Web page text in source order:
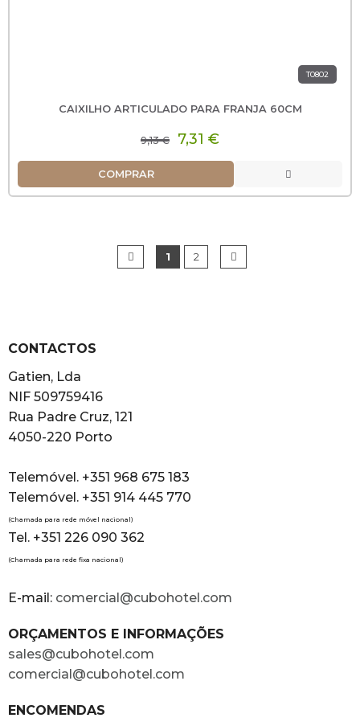
T0802
CAIXILHO ARTICULADO PARA FRANJA 60CM
9,13 € 7,31 €
COMPRAR
1 2
CONTACTOS
Gatien, Lda
NIF 509759416
Rua Padre Cruz, 121
4050-220 Porto
Telemóvel. +351 968 675 183
Telemóvel. +351 914 445 770
(Chamada para rede móvel nacional)
Tel. +351 226 090 362
(Chamada para rede fixa nacional)
E-mail: comercial@cubohotel.com
ORÇAMENTOS E INFORMAÇÕES
sales@cubohotel.com
comercial@cubohotel.com
ENCOMENDAS